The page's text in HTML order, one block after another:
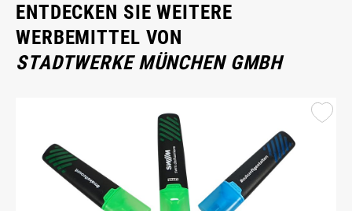
ENTDECKEN SIE WEITERE
WERBEMITTEL VON
STADTWERKE MÜNCHEN GMBH